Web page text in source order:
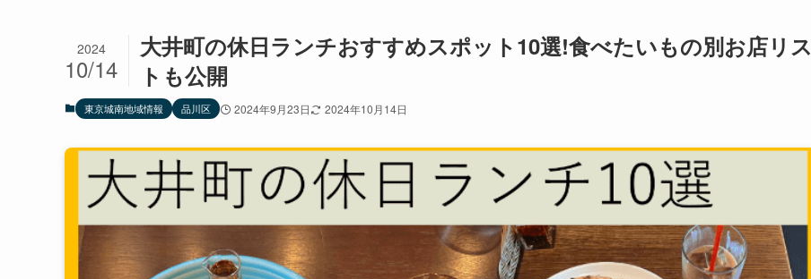
大井町の休日ランチおすすめスポット10選!食べたいもの別お店リス
トも公開
2024
10/14
東京城南地域情報 品川区 2024年9月23日 2024年10月14日